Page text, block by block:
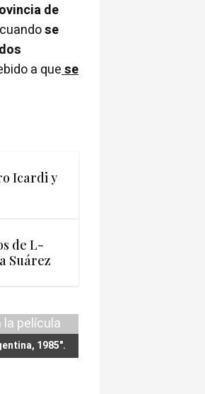
de
se
a quese
Icardi y
de L-
Suárez
1985".